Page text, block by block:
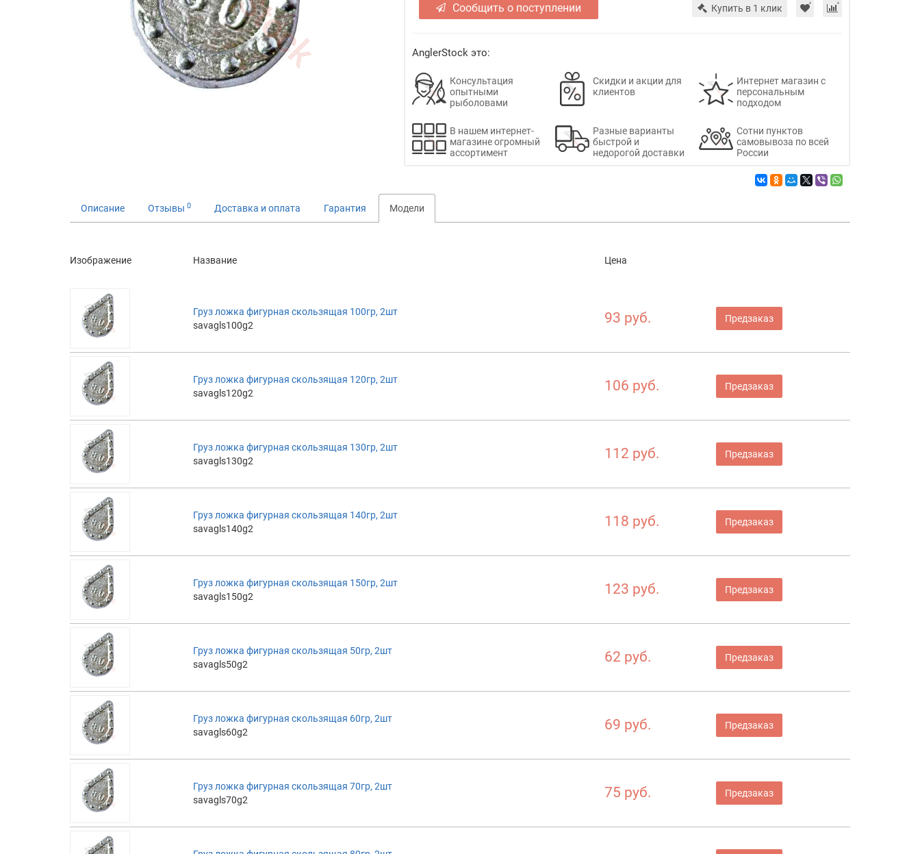
Сообщить о поступлении Купить в 1 клик
AnglerStock это:
Консультация
опытными
рыболовами
Скидки и акции для
клиентов
Интернет магазин с
персональным
подходом
В нашем интернет-
магазине огромный
ассортимент
Разные варианты
быстрой и
недорогой доставки
Сотни пунктов
самовывоза по всей
России
Описание Отзывы 0 Доставка и оплата Гарантия Модели
Изображение Название Цена
Груз ложка фигурная скользящая 100гр, 2шт
savagls100g2
93 руб. Предзаказ
Груз ложка фигурная скользящая 120гр, 2шт
savagls120g2
106 руб. Предзаказ
Груз ложка фигурная скользящая 130гр, 2шт
savagls130g2
112 руб. Предзаказ
Груз ложка фигурная скользящая 140гр, 2шт
savagls140g2
118 руб. Предзаказ
Груз ложка фигурная скользящая 150гр, 2шт
savagls150g2
123 руб. Предзаказ
Груз ложка фигурная скользящая 50гр, 2шт
savagls50g2
62 руб. Предзаказ
Груз ложка фигурная скользящая 60гр, 2шт
savagls60g2
69 руб. Предзаказ
Груз ложка фигурная скользящая 70гр, 2шт
savagls70g2
75 руб. Предзаказ